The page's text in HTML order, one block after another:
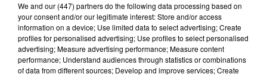
We and our (447) partnersdo the following data processing based on
your consent and/or our legitimate interest: Store and/or access
information on a device; Use limited data to select advertising; Create
profiles for personalised advertising; Use profiles to select personalised
advertising; Measure advertising performance; Measure content
performance; Understand audiences through statistics or combinations
of data from different sources; Develop and improve services; Create